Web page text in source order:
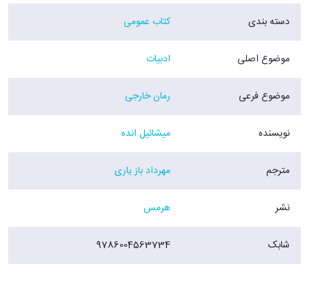
دسته بندی کتاب عمومی
موضوع اصلی ادبیات
موضوع فرعی رمان خارجی
نویسنده میشائیل انده
مترجم مهرداد باز یاری
نشر هرمس
شابک 9786004563734